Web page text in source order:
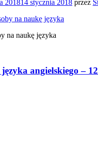
201814 stycznia 2018 przez
na naukę języka
angielskiego –